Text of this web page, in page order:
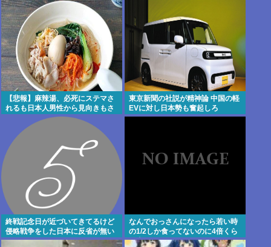
【悲報】麻辣湯、必死にステマさ
れるも日本人男性から見向きもさ
東京新聞の社説が精神論 中国の軽
EVに対し日本勢も奮起しろ
終戦記念日が近づいてきてるけど
侵略戦争をした日本に反省が無い
よなwww
なんでおっさんになったら若い時
の1/2しか食ってないのに4倍くら
い太るの？